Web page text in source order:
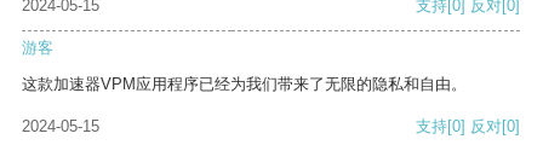
2024-05-15
支持[0] 反对[0]
游客
这款加速器VPM应用程序已经为我们带来了无限的隐私和自由。
2024-05-15 支持[0] 反对[0]